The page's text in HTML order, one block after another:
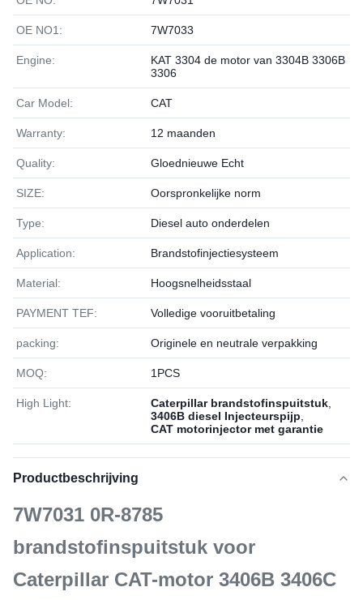
OE NO1: 7W7033
Engine:
KAT 3304 de motor van 3304B 3306B
3306
Car Model: CAT
Warranty: 12 maanden
Quality: Gloednieuwe Echt
SIZE: Oorspronkelijke norm
Type: Diesel auto onderdelen
Application: Brandstofinjectiesysteem
Material: Hoogsnelheidsstaal
PAYMENT TEF: Volledige vooruitbetaling
packing: Originele en neutrale verpakking
MOQ: 1РСS
High Light: Caterpillar brandstofinspuitstuk
3406B diesel Injecteurspijp
CAT motorinjector met garantie
Productbeschrijving
7W7031 0R-8785
brandstofinspuitstuk voor
Caterpillar CAT-motor 3406B 3406C